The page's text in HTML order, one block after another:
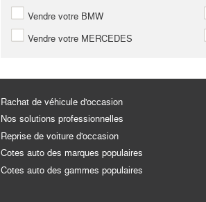
Vendre votre BMW
Vendre votre MERCEDES
Rachat de véhicule d'occasion
Nos solutions professionnelles
Reprise de voiture d'occasion
Cotes auto des marques populaires
Cotes auto des gammes populaires